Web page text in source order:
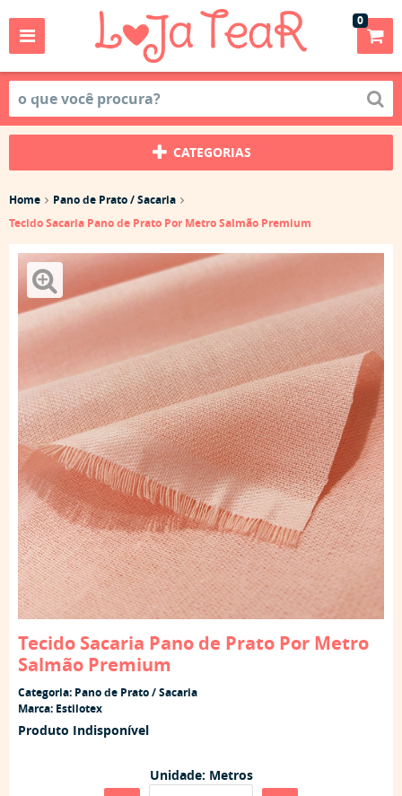
0
CATEGORIAS
Home
Pano de Prato / Sacaria
Tecido Sacaria Pano de Prato Por Metro Salmão Premium
Tecido Sacaria Pano de Prato Por Metro
Salmão Premium
Categoria: Pano de Prato / Sacaria
Marca: Estilotex
Produto Indisponível
Unidade: Metros